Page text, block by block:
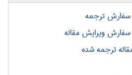
سفارش ترجمه
ویرایش مقاله
ترجمه شده